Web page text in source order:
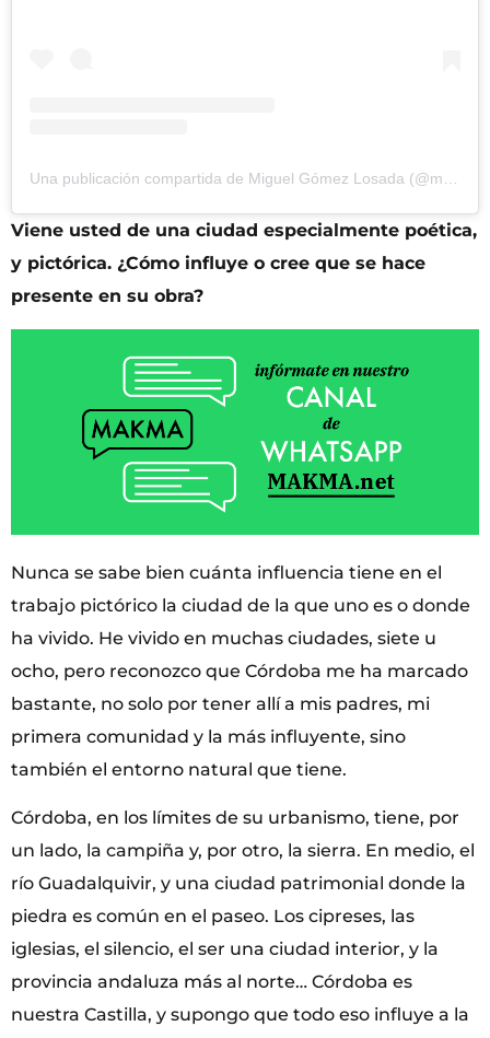
Una publicación compartida de Miguel Gómez Losada (@miguelgomezlosada)
Viene usted de una ciudad especialmente poética,
y pictórica. ¿Cómo influye o cree que se hace
presente en su obra?
Nunca se sabe bien cuánta influencia tiene en el
trabajo pictórico la ciudad de la que uno es o donde
ha vivido. He vivido en muchas ciudades, siete u
ocho, pero reconozco que Córdoba me ha marcado
bastante, no solo por tener allí a mis padres, mi
primera comunidad y la más influyente, sino
también el entorno natural que tiene.
Córdoba, en los límites de su urbanismo, tiene, por
un lado, la campiña y, por otro, la sierra. En medio, el
río Guadalquivir, y una ciudad patrimonial donde la
piedra es común en el paseo. Los cipreses, las
iglesias, el silencio, el ser una ciudad interior, y la
provincia andaluza más al norte… Córdoba es
nuestra Castilla, y supongo que todo eso influye a la